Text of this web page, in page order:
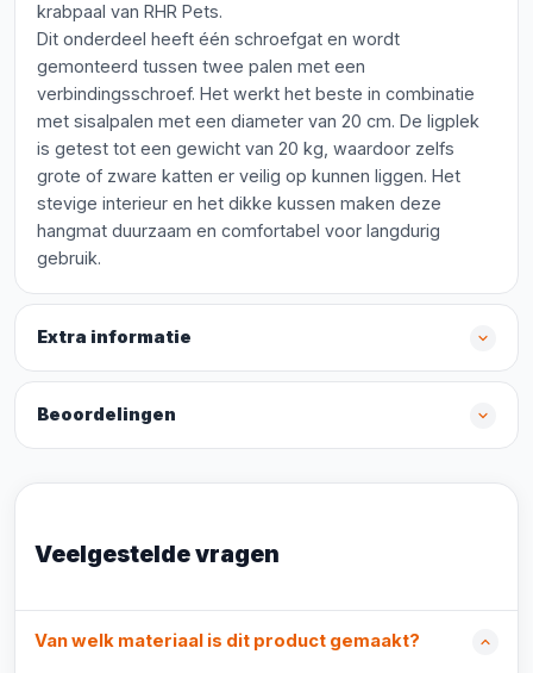
krabpaal van RHR Pets.
Dit onderdeel heeft één schroefgat en wordt
gemonteerd tussen twee palen met een
verbindingsschroef. Het werkt het beste in combinatie
met sisalpalen met een diameter van 20 cm. De ligplek
is getest tot een gewicht van 20 kg, waardoor zelfs
grote of zware katten er veilig op kunnen liggen. Het
stevige interieur en het dikke kussen maken deze
hangmat duurzaam en comfortabel voor langdurig
gebruik.
Extra informatie
Beoordelingen
Veelgestelde vragen
Van welk materiaal is dit product gemaakt?